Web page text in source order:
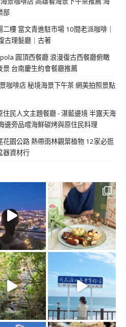
部
樓 當文青進駐市場 10間老派咖啡｜
古理髮廳｜古著
圓頂西餐廳 浪漫復古西餐廳俯瞰
景 台南慶生約會餐廳推薦
咖啡店 秘境海景下午茶 網美拍照景點
住民人文主題餐廳 - 湛藍邊境 半露天海
邊旁品嚐海鮮碳烤與原住民料理
花園公路 熱帶雨林觀葉植物 12家必逛
器資材行